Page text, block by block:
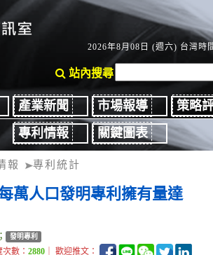
2026年8月08日 (週六) 台灣時
站內搜尋
產業新聞 市場報導
策略
專利情報
關鍵圖表
報 專利統計
萬人口發明專利擁有量達
發明專利
次數：2880 ｜ 歡迎推文：